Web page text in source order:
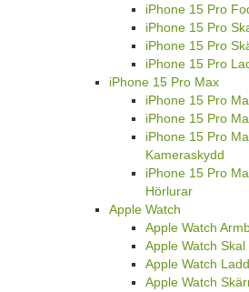
iPhone 15 Pro
iPhone 15 Pro
iPhone 15 Pro
iPhone 15 Pro
iPhone 15 Pro Max
iPhone 15 Pro
iPhone 15 Pro
iPhone 15 Pro
Kameraskydd
iPhone 15 Pro
Hörlurar
Apple Watch
Apple Watch
Apple Watch Skal
Apple Watch
Apple Watch